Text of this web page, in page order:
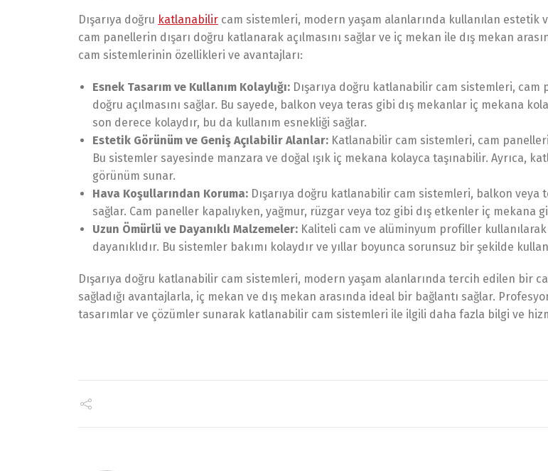
Dışarıya doğru katlanabilir cam sistemleri, modern yaşam alanlarında kullanılan
cam panellerin dışarı doğru katlanarak açılmasını sağlar ve iç mekan ile dış mekan
cam sistemlerinin özellikleri ve avantajları:
Esnek Tasarım ve Kullanım Kolaylığı: Dışarıya doğru katlanabilir cam sistemleri,
doğru açılmasını sağlar. Bu sayede, balkon veya teras gibi dış mekanlar iç mekana
son derece kolaydır, bu da kullanım esnekliği sağlar.
Estetik Görünüm ve Geniş Açılabilir Alanlar: Katlanabilir cam sistemleri, cam
Bu sistemler sayesinde manzara ve doğal ışık iç mekana kolayca taşınabilir. Ayrıca,
görünüm sunar.
Hava Koşullarından Koruma: Dışarıya doğru katlanabilir cam sistemleri, balkon veya
sağlar. Cam paneller kapalıyken, yağmur, rüzgar veya toz gibi dış etkenler iç mekana
Uzun Ömürlü ve Dayanıklı Malzemeler: Kaliteli cam ve alüminyum profiller
dayanıklıdır. Bu sistemler bakımı kolaydır ve yıllar boyunca sorunsuz bir şekilde
Dışarıya doğru katlanabilir cam sistemleri, modern yaşam alanlarında tercih edilen bir
sağladığı avantajlarla, iç mekan ve dış mekan arasında ideal bir bağlantı sağlar.
tasarımlar ve çözümler sunarak katlanabilir cam sistemleri ile ilgili daha fazla bilgi ve